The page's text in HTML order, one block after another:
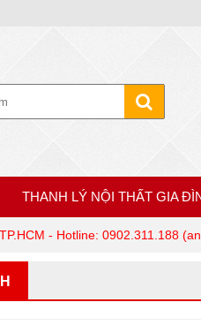
THANH LÝ NỘI THẤT GIA
- Hotline: 0902.311.188